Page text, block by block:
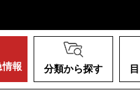
情報 分類から探す